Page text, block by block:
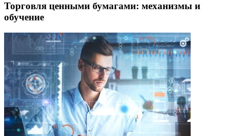
Торговля ценными бумагами: механизмы и
обучение